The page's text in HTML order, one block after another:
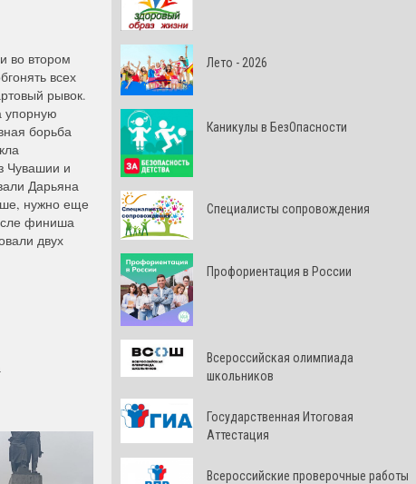
во втором
всех
рывок.
упорную
борьба
Чувашии и
Дарьяна
нужно еще
финиша
двух
Лето - 2026
Каникулы в БезОпасности
Специалисты сопровождения
Профориентация в России
Всероссийская олимпиада
школьников
Государственная Итоговая
Аттестация
Всероссийские проверочные работы